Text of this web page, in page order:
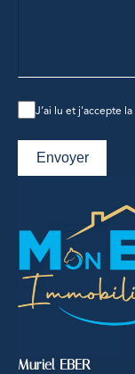
J’ai lu et j'accepte la
Envoyer
Muriel EBER